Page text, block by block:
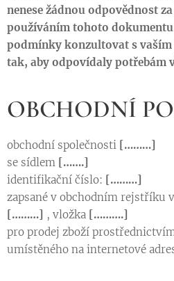
nenese žádnou odpovědnost
používáním tohoto
podmínky konzultovat s
tak, aby odpovídaly potřebám
OBCHODNÍ
obchodní společnosti [………]
se sídlem […….]
identifikační číslo: [………]
zapsané v obchodním rejstříku
[………] , vložka [……….]
pro prodej zboží
umístěného na internetové